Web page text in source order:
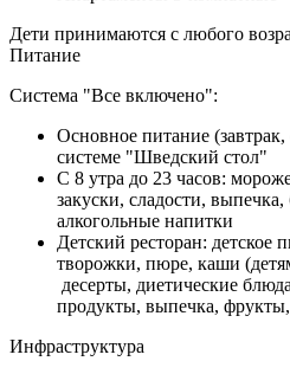
Дети принимаются с любого
Питание
Система "Все включено":
Основное питание
системе "Шведский стол"
С 8 утра до 23 часов:
закуски, сладости,
алкогольные напитки
Детский ресторан: детское
творожки, пюре, каши
десерты, диетические
продукты, выпечка,
Инфраструктура